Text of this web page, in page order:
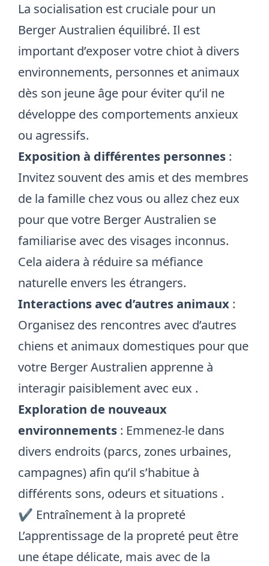
La socialisation est cruciale pour un
Berger Australien équilibré. Il est
important d’exposer votre chiot à divers
environnements, personnes et animaux
dès son jeune âge pour éviter qu’il ne
développe des comportements anxieux
ou agressifs.
Exposition à différentes personnes :
Invitez souvent des amis et des membres
de la famille chez vous ou allez chez eux
pour que votre Berger Australien se
familiarise avec des visages inconnus.
Cela aidera à réduire sa méfiance
naturelle envers les étrangers.
Interactions avec d’autres animaux :
Organisez des rencontres avec d’autres
chiens et animaux domestiques pour que
votre Berger Australien apprenne à
interagir paisiblement avec eux .
Exploration de nouveaux
environnements : Emmenez-le dans
divers endroits (parcs, zones urbaines,
campagnes) afin qu’il s’habitue à
différents sons, odeurs et situations .
✔️ Entraînement à la propreté
L’apprentissage de la propreté peut être
une étape délicate, mais avec de la